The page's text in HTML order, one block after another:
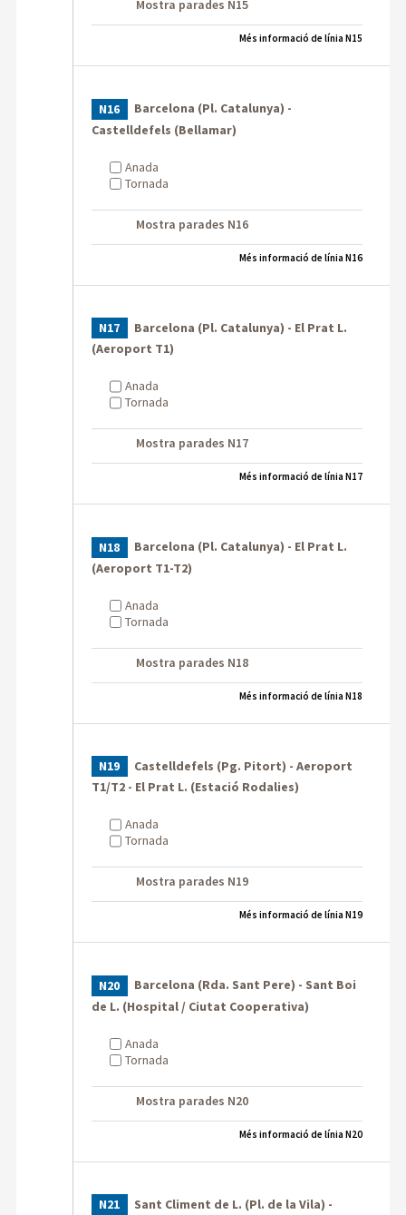
Mostra parades N15
Més informació de línia N15
N16
Barcelona (Pl. Catalunya) -
Castelldefels (Bellamar)
Anada
Tornada
Mostra parades N16
Més informació de línia N16
N17
Barcelona (Pl. Catalunya) - El Prat L.
(Aeroport T1)
Anada
Tornada
Mostra parades N17
Més informació de línia N17
N18
Barcelona (Pl. Catalunya) - El Prat L.
(Aeroport T1-T2)
Anada
Tornada
Mostra parades N18
Més informació de línia N18
N19
Castelldefels (Pg. Pitort) - Aeroport
T1/T2 - El Prat L. (Estació Rodalies)
Anada
Tornada
Mostra parades N19
Més informació de línia N19
N20
Barcelona (Rda. Sant Pere) - Sant Boi
de L. (Hospital / Ciutat Cooperativa)
Anada
Tornada
Mostra parades N20
Més informació de línia N20
N21
Sant Climent de L. (Pl. de la Vila) -